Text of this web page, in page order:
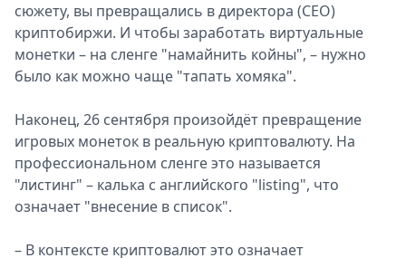
сюжету, вы превращались в директора (CEO)
криптобиржи. И чтобы заработать виртуальные
монетки – на сленге "намайнить койны", – нужно
было как можно чаще "тапать хомяка".
Наконец, 26 сентября произойдёт превращение
игровых монеток в реальную криптовалюту. На
профессиональном сленге это называется
"листинг" – калька с английского "listing", что
означает "внесение в список".
– В контексте криптовалют это означает